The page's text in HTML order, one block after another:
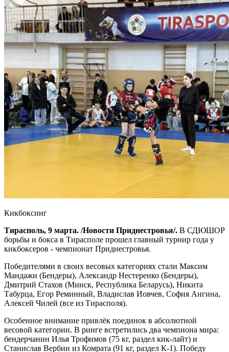
Кикбоксинг
Тирасполь, 9 марта. /Новости Приднестровья/. В СДЮШОР
борьбы и бокса в Тирасполе прошел главный турнир года у
кикбоксеров - чемпионат Приднестровья.
Победителями в своих весовых категориях стали Максим
Мандажи (Бендеры), Александр Нестеренко (Бендеры),
Дмитрий Стахов (Минск, Республика Беларусь), Никита
Табурца, Егор Реминный, Владислав Иовчев, София Ангина,
Алексей Чилей (все из Тирасполя).
Особенное внимание привлёк поединок в абсолютной
весовой категории. В ринге встретились два чемпиона мира:
бендерчанин Илья Трофимов (75 кг, раздел кик-лайт) и
Станислав Вербин из Комрата (91 кг, раздел К-1). Победу